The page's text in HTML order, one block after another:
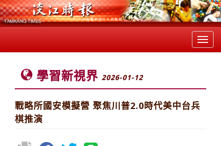
學習新視界 2026-01-12
戰略所國安模擬營 聚焦川普2.0時代美中台兵
棋推演